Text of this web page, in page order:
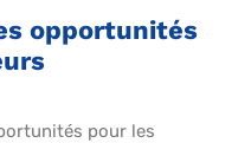
opportunités
pour les